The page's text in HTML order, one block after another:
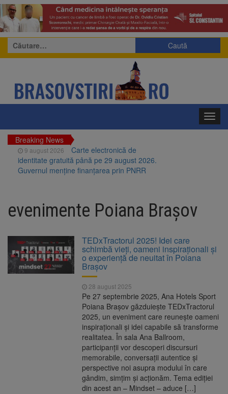
Caută
după:
Breaking News
9 august 2026
Carte electronică de
identitate gratuită până pe 29 august 2026.
Guvernul menține finanțarea prin PNRR
Brașovului vor fi restaurate. Contractul de
finanțare a fost semnat
propriul record mondial. Betty Bromage a
zburat din nou pe aripa unui avion
9 august 2026
Avocații fraților Andrew și
Tristan Tate cer eliberarea lor pe cauțiune în
Se schimbă examenul de
medic specialist. Subiecte unice în toată țara,
aceeași oră și același barem
Se schimbă regulile pentru
capsulele de cafea și ambalajele de unică
folosință. Noul regulament UE se aplică din 12
evenimente Poiana Brașov
TEDxTractorul 2025! Idei care
schimbă vieți, oameni inspiraționali și
o experiență de neuitat în Poiana
Brașov
28 august 2025
Pe 27 septembrie 2025, Ana Hotels Sport
Poiana Brașov găzduiește TEDxTractorul
2025, un eveniment care reunește oameni
inspiraționali și idei capabile să transforme
realitatea. În sala Ana Ballroom,
participanții vor descoperi discursuri
memorabile, conversații autentice și
perspective noi asupra modului în care
gândim, simțim și acționăm. Tema ediției
din acest an – Mindset – aduce […]